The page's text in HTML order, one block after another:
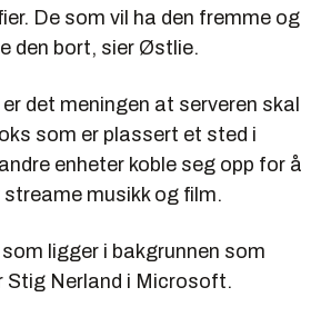
De som vil ha den fremme og
den bort, sier Østlie.
det meningen at serveren skal
som er plassert et sted i
enheter koble seg opp for å
streame musikk og film.
ligger i bakgrunnen som
Stig Nerland i Microsoft.